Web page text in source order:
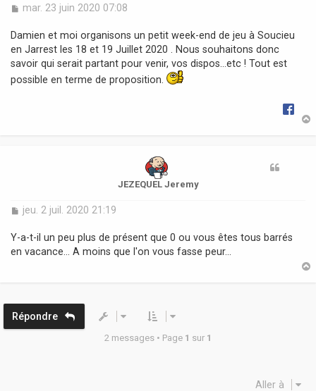
M
s
a
g
e
mar. 23 juin 2020 07:08
Damien et moi organisons un petit week-end de jeu à Soucieu
en Jarrest les 18 et 19 Juillet 2020 . Nous souhaitons donc
savoir qui serait partant pour venir, vos dispos...etc ! Tout est
possible en terme de proposition.
JEZEQUEL Jeremy
M
s
a
jeu. 2 juil. 2020 21:19
Y-a-t-il un peu plus de présent que 0 ou vous êtes tous barrés
en vacance... A moins que l'on vous fasse peur...
Répondre
2 messages • Page 1 sur 1
Aller à